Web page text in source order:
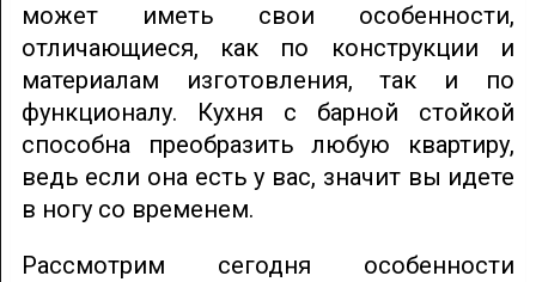
может иметь свои особенности,
отличающиеся, как по конструкции и
материалам изготовления, так и по
функционалу. Кухня с барной стойкой
способна преобразить любую квартиру,
ведь если она есть у вас, значит вы идете
в ногу со временем.
Рассмотрим сегодня особенности